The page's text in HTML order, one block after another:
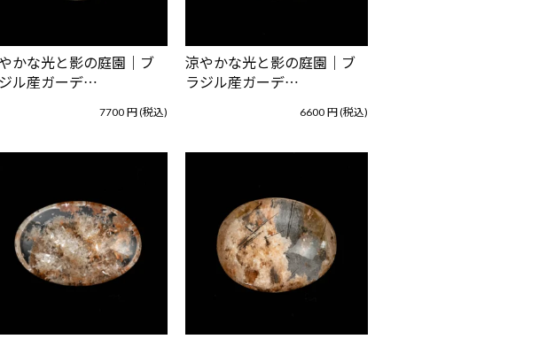
かな光と影の庭園｜ブ
ル産ガーデ…
7700円(税込)
涼やかな光と影の庭園｜ブ
ラジル産ガーデ…
6600円(税込)